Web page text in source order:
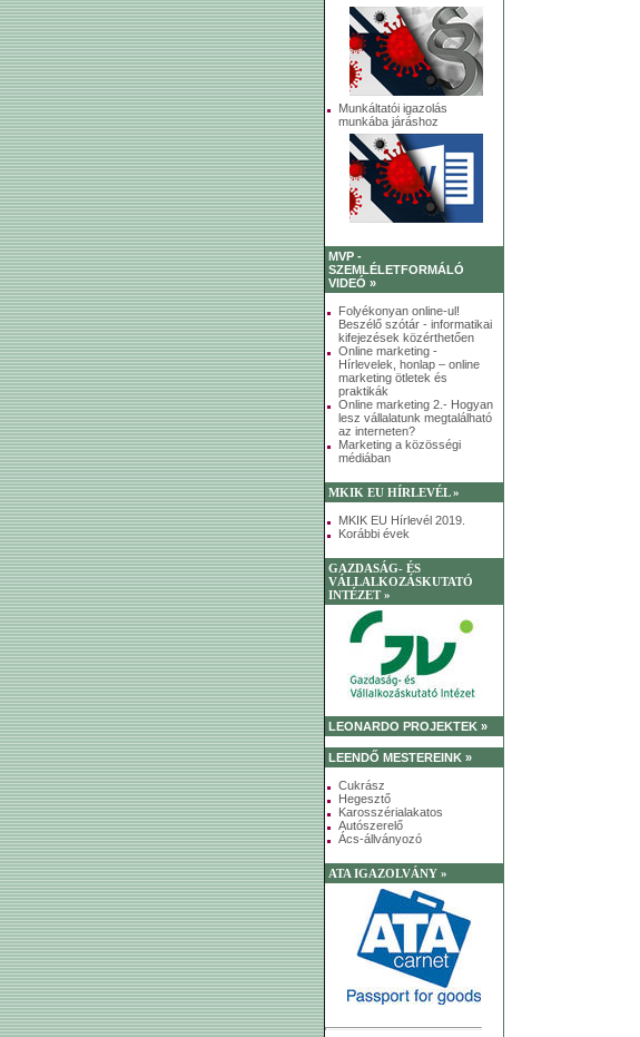
Munkáltatói igazolás
munkába járáshoz
MVP -
SZEMLÉLETFORMÁLÓ
VIDEÓ »
Folyékonyan online-ul!
Beszélő szótár - informatikai
kifejezések közérthetően
Online marketing -
Hírlevelek, honlap – online
marketing ötletek és
praktikák
Online marketing 2.- Hogyan
lesz vállalatunk megtalálható
az interneten?
Marketing a közösségi
médiában
MKIK EU HÍRLEVÉL »
MKIK EU Hírlevél 2019.
Korábbi évek
GAZDASÁG- ÉS
VÁLLALKOZÁSKUTATÓ
INTÉZET »
LEONARDO PROJEKTEK »
LEENDŐ MESTEREINK »
Cukrász
Hegesztő
Karosszérialakatos
Autószerelő
Ács-állványozó
ATA IGAZOLVÁNY »